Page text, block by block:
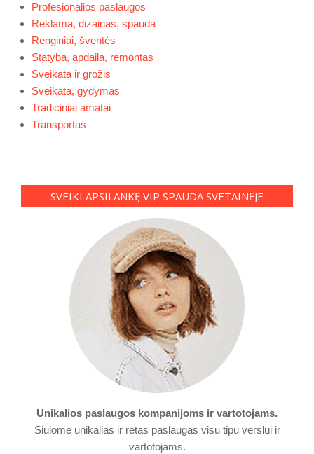
Profesionalios paslaugos
Reklama, dizainas, spauda
Renginiai, šventės
Statyba, apdaila, remontas
Sveikata ir grožis
Sveikata, gydymas
Tradiciniai amatai
Transportas
SVEIKI APSILANKĘ VIP SPAUDA SVETAINĖJE
Unikalios paslaugos kompanijoms ir vartotojams.
Siūlome unikalias ir retas paslaugas visu tipu verslui ir
vartotojams.